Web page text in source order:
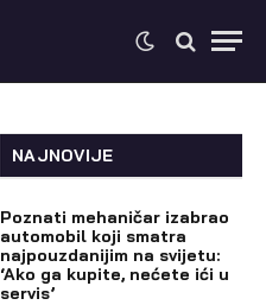
NAJNOVIJE
Poznati mehaničar izabrao
automobil koji smatra
najpouzdanijim na svijetu:
‘Ako ga kupite, nećete ići u
servis’